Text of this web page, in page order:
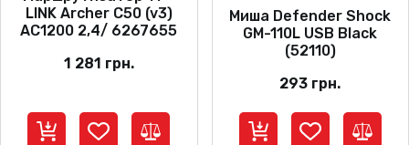
LINK Archer C50 (v3)
AC1200 2,4/ 6267655
1 281 грн.
Миша Defender Shock
GM-110L USB Black
(52110)
293 грн.